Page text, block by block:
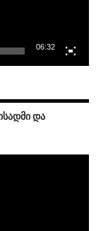
06:32
ᲓᲐ